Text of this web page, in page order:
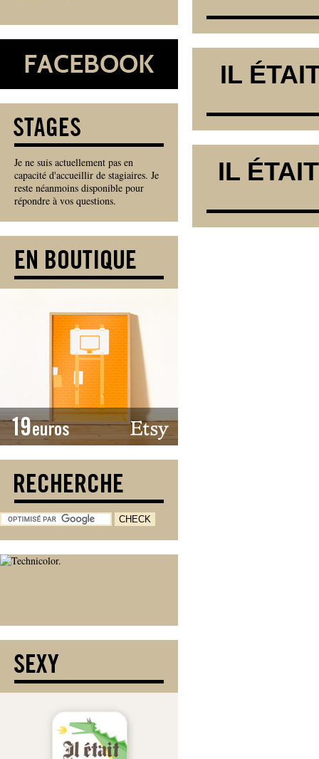
IL
IL
Je ne suis actuellement pas en
capacité d'accueillir de stagiaires. Je
reste néanmoins disponible pour
répondre à vos questions.